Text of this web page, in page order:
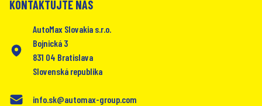
KONTAKTUJTE NÁS
AutoMax Slovakia s.r.o.​
Bojnická 3
831 04 Bratislava
Slovenská republika
info.sk@automax-group.com